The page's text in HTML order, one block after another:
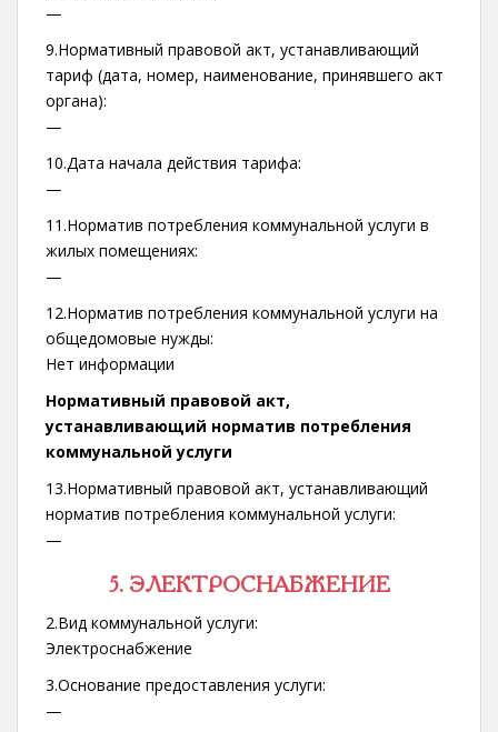
—
9.Нормативный правовой акт, устанавливающий
тариф (дата, номер, наименование, принявшего акт
органа):
—
10.Дата начала действия тарифа:
—
11.Норматив потребления коммунальной услуги в
жилых помещениях:
—
12.Норматив потребления коммунальной услуги на
общедомовые нужды:
Нет информации
Нормативный правовой акт,
устанавливающий норматив потребления
коммунальной услуги
13.Нормативный правовой акт, устанавливающий
норматив потребления коммунальной услуги:
—
5. ЭЛЕКТРОСНАБЖЕНИЕ
2.Вид коммунальной услуги:
Электроснабжение
3.Основание предоставления услуги:
—